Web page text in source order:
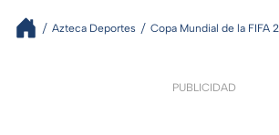
Azteca Deportes Copa Mundial de la FIFA
PUBLICIDAD